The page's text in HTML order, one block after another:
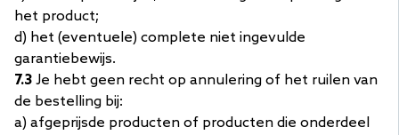
het product;
d) het (eventuele) complete niet ingevulde
garantiebewijs.
7.3 Je hebt geen recht op annulering of het ruilen van
de bestelling bij:
a) afgeprijsde producten of producten die onderdeel